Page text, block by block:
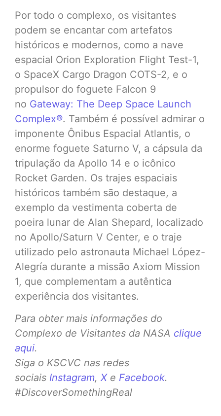
Por todo o complexo, os visitantes
podem se encantar com artefatos
históricos e modernos, como a nave
espacial Orion Exploration Flight Test-1,
o SpaceX Cargo Dragon COTS-2, e o
propulsor do foguete Falcon 9
no Gateway: The Deep Space Launch
Complex®. Também é possível admirar o
imponente Ônibus Espacial Atlantis, o
enorme foguete Saturno V, a cápsula da
tripulação da Apollo 14 e o icônico
Rocket Garden. Os trajes espaciais
históricos também são destaque, a
exemplo da vestimenta coberta de
poeira lunar de Alan Shepard, localizado
no Apollo/Saturn V Center, e o traje
utilizado pelo astronauta Michael López-
Alegría durante a missão Axiom Mission
1, que complementam a autêntica
experiência dos visitantes.
Para obter mais informações do
Complexo de Visitantes da NASA clique
aqui.
Siga o KSCVC nas redes
sociais Instagram, X e Facebook.
#DiscoverSomethingReal